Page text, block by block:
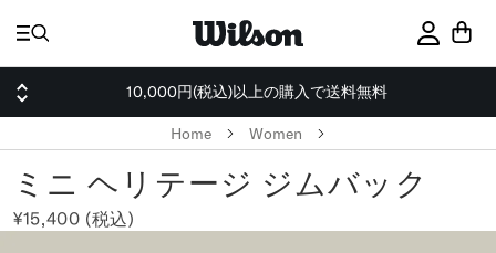
10,000円(税込)以上の購入で送料無料
サイン
Home Women
ミニ ヘリテージ ジムバック
¥15,400 (税込)